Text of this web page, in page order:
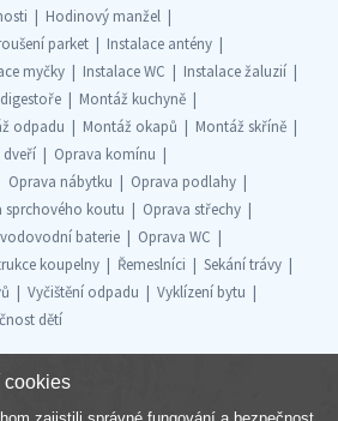
Hodinový manžel
parket
Instalace antény
myčky Instalace WC
Instalace žaluzií
Montáž kuchyně
odpadu Montáž okapů
Montáž skříně
dveří
Oprava komínu
Oprava nábytku
Oprava podlahy
sprchového koutu
Oprava střechy
baterie
Oprava WC
koupelny Řemeslníci
Sekání trávy
Vyčištění odpadu
Vyklízení bytu
dětí
cookies